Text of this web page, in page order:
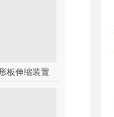
板伸缩装置